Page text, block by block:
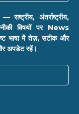
अंतर्राष्ट्रीय,
विषयों पर News
भाषा में तेज़, सटीक और
अपडेट रहें।